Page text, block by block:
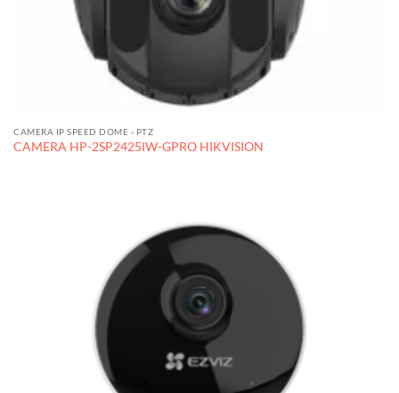
CAMERA IP SPEED DOME - PTZ
CAMERA HP-2SP2425IW-GPRO HIKVISION